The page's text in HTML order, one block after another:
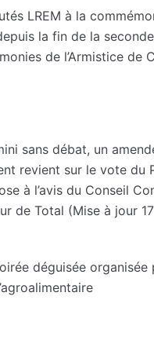
LREM à la
la fin de la
de l’Armistice de
sans débat, un
revient sur le vote du
à l’avis du Conseil
de Total (Mise à jour
déguisée